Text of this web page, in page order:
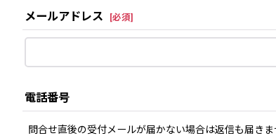
メールアドレス [必須]
電話番号
問合せ直後の受付メールが届かない場合は返信も届き